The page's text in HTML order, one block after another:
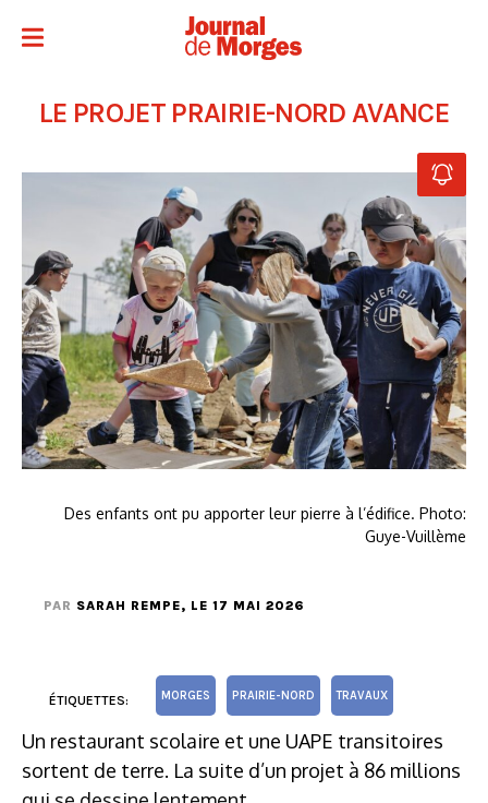
LE PROJET PRAIRIE-NORD AVANCE
Des enfants ont pu apporter leur pierre à l’édifice. Photo:
Guye-Vuillème
PAR SARAH REMPE, LE 17 MAI 2026
ÉTIQUETTES: MORGES PRAIRIE-NORD TRAVAUX
Un restaurant scolaire et une UAPE transitoires
sortent de terre. La suite d’un projet à 86 millions